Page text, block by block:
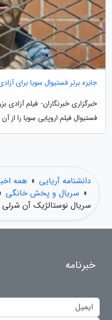
جایزه برتر فستیوال سویا برای
خبرگزاری خبرنگاران- فیلم آزادی
فستیوال فیلم اروپایی سِویا را از
دانشنامه آریایی » همه
» سریال و پخش خانگی
سریال نوستالژیک آن
خبرنامه